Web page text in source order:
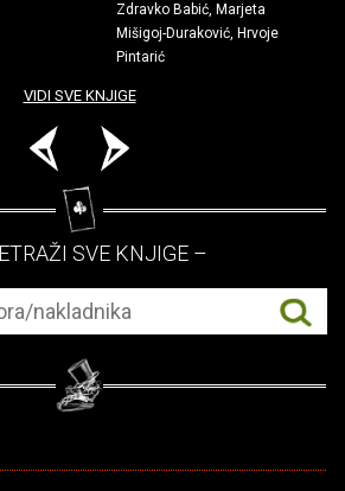
Zdravko Babić, Marjeta
Mišigoj-Duraković, Hrvoje
Pintarić
VIDI SVE KNJIGE
SVE KNJIGE –